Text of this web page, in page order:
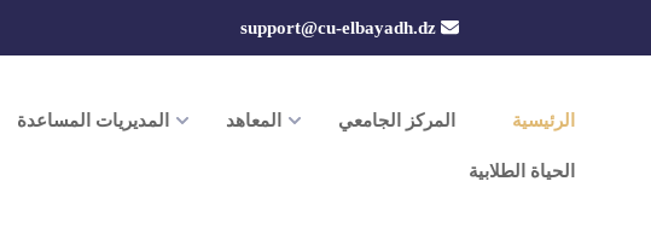
الرئيسية المركز الجامعي المعاهد المديريات المساعدة
الحياة الطلابية